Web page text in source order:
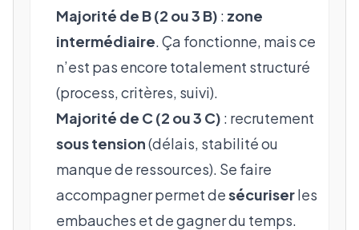
Majorité de B (2 ou 3 B) : zone
intermédiaire. Ça fonctionne, mais ce
n’est pas encore totalement structuré
(process, critères, suivi).
Majorité de C (2 ou 3 C) : recrutement
sous tension(délais, stabilité ou
manque de ressources). Se faire
accompagner permet desécuriserles
embauches et de gagner du temps.